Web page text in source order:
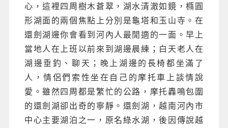
心，這裡四周樹木蒼翠，湖水清澈如鏡，橢圓
形湖面的兩個焦點上分別是龜塔和玉山寺。在
還劍湖邊你會看到河內人最閒適的一面。早上
當地人在上班以前來到湖邊晨練；白天老人在
湖邊垂釣、聊天；晚上湖邊的長椅都坐滿了
人，情侶們索性坐在自己的摩托車上談情說
愛。雖然四周都是繁忙的公路，摩托轟鳴包圍
的還劍湖卻出奇的寧靜。還劍湖，越南河內市
中心主要湖泊之一，原名綠水湖，後因傳說越